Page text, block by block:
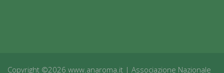
Copyright ©2026 www.anaroma.it | Associazione Nazionale